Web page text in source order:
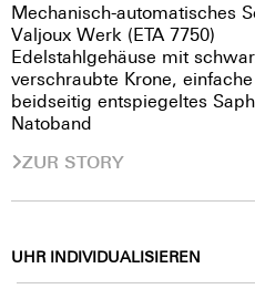
Mechanisch-automatisches
Valjoux Werk (ETA 7750)
Edelstahlgehäuse mit
verschraubte Krone,
beidseitig entspiegeltes
Natoband
ZUR STORY
UHR INDIVIDUALISIEREN